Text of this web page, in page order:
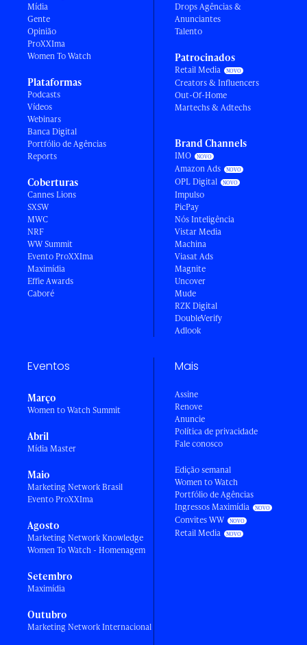
Mídia
Gente
Opinião
ProXXIma
Women To Watch
Plataformas
Podcasts
Vídeos
Webinars
Banca Digital
Portfólio de Agências
Reports
Coberturas
Cannes Lions
SXSW
MWC
NRF
WW Summit
Evento ProXXIma
Maximídia
Effie Awards
Caboré
Drops Agências &
Anunciantes
Talento
Patrocinados
Retail Media
Creators & Influencers
Out-Of-Home
Martechs & Adtechs
Brand Channels
IMO
Amazon Ads
OPL Digital
Impulso
PicPay
Nós Inteligência
Vistar Media
Machina
Viasat Ads
Magnite
Uncover
Mude
RZK Digital
DoubleVerify
Adlook
Eventos
Março
Women to Watch Summit
Abril
Mídia Master
Maio
Marketing Network Brasil
Evento ProXXIma
Agosto
Marketing Network Knowledge
Women To Watch - Homenagem
Setembro
Maximídia
Outubro
Marketing Network Internacional
Mais
Assine
Renove
Anuncie
Política de privacidade
Fale conosco
Edição semanal
Women to Watch
Portfólio de Agências
Ingressos Maximídia
Convites WW
Retail Media